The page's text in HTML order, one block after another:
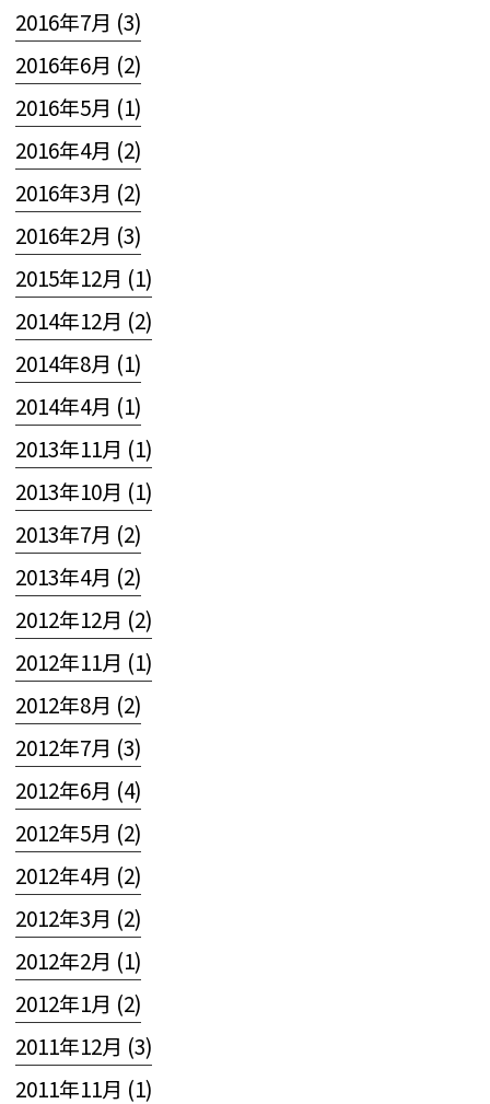
2016年7月 (3)
2016年6月 (2)
2016年5月 (1)
2016年4月 (2)
2016年3月 (2)
2016年2月 (3)
2015年12月 (1)
2014年12月 (2)
2014年8月 (1)
2014年4月 (1)
2013年11月 (1)
2013年10月 (1)
2013年7月 (2)
2013年4月 (2)
2012年12月 (2)
2012年11月 (1)
2012年8月 (2)
2012年7月 (3)
2012年6月 (4)
2012年5月 (2)
2012年4月 (2)
2012年3月 (2)
2012年2月 (1)
2012年1月 (2)
2011年12月 (3)
2011年11月 (1)